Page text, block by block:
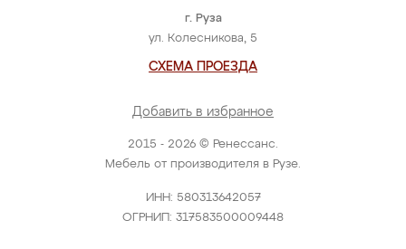
2015 - 2026 © Ренессанс.
Мебель от производителя в Рузе.
ИНН: 580313642057
ОГРНИП: 317583500009448
г. Руза
ул. Колесникова, 5
СХЕМА ПРОЕЗДА
Добавить в избранное